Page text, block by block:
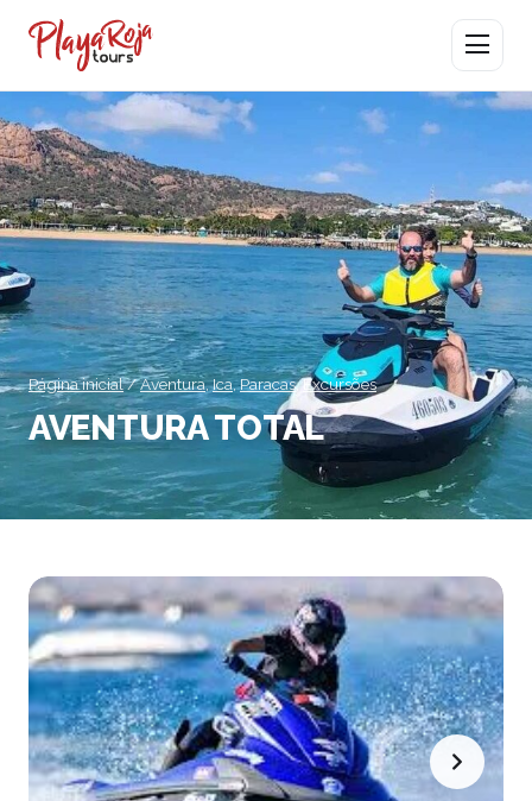
Abrir menu
Página inicial/Aventura,Ica,Paracas,Excursões
AVENTURA TOTAL